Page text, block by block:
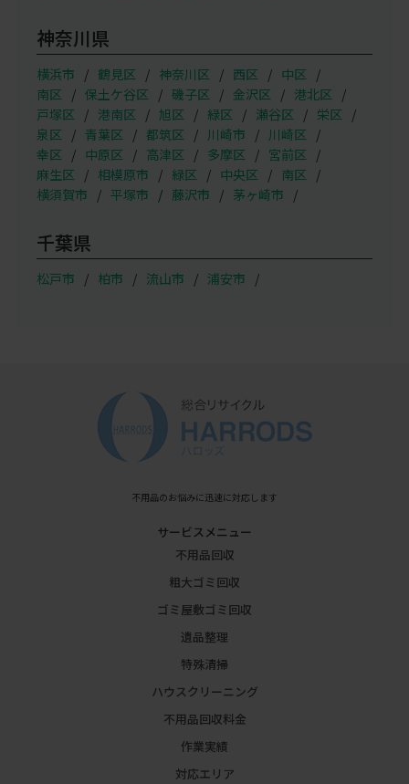
神奈川県
横浜市 鶴見区 神奈川区 西区
中区
南区
保土ケ谷区 磯子区 金沢区
港北区
戸塚区
港南区 旭区 緑区 瀬谷区
栄区
泉区
青葉区 都筑区 川崎市
川崎区
幸区
中原区 高津区 多摩区
宮前区
麻生区
相模原市 緑区 中央区
南区
横須賀市
平塚市 藤沢市 茅ヶ崎市
千葉県
松戸市 柏市 流山市 浦安市
不用品のお悩みに迅速に対応します
サービスメニュー
不用品回収
粗大ゴミ回収
ゴミ屋敷ゴミ回収
遺品整理
特殊清掃
ハウスクリーニング
不用品回収料金
作業実績
対応エリア